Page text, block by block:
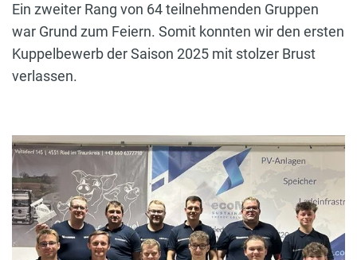
Ein zweiter Rang von 64 teilnehmenden Gruppen
war Grund zum Feiern. Somit konnten wir den ersten
Kuppelbewerb der Saison 2025 mit stolzer Brust
verlassen.